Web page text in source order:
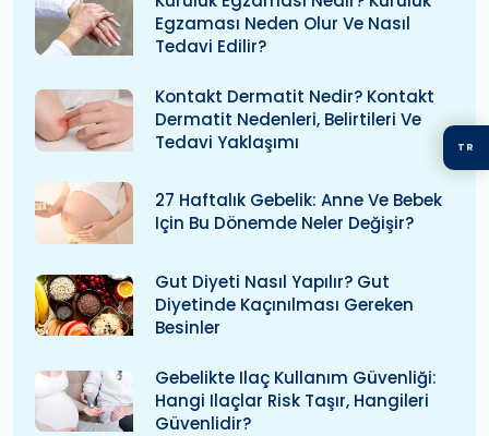
TR
Egzaması Neden Olur Ve Nasıl
Tedavi Edilir?
Kontakt Dermatit Nedir? Kontakt
Dermatit Nedenleri, Belirtileri Ve
Tedavi Yaklaşımı
27 Haftalık Gebelik: Anne Ve Bebek
Için Bu Dönemde Neler Değişir?
Gut Diyeti Nasıl Yapılır? Gut
Diyetinde Kaçınılması Gereken
Besinler
Gebelikte Ilaç Kullanım Güvenliği:
Hangi Ilaçlar Risk Taşır, Hangileri
Güvenlidir?